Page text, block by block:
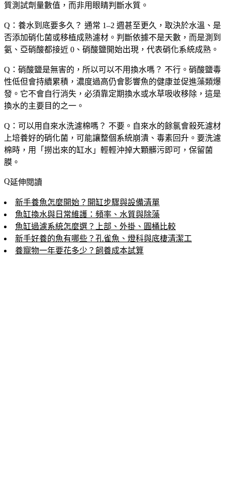
質測試劑量數值，而非用眼睛判斷水質。
Q：養水到底要多久？ 通常 1–2 週甚至更久，取決於水溫、是
否添加硝化菌或移植成熟濾材。判斷依據不是天數，而是測到
氨、亞硝酸都接近 0、硝酸鹽開始出現，代表硝化系統成熟。
Q：硝酸鹽是無害的，所以可以不用換水嗎？ 不行。硝酸鹽毒
性低但會持續累積，濃度過高仍會影響魚的健康並促進藻類爆
發。它不會自行消失，必須靠定期換水或水草吸收移除，這是
換水的主要目的之一。
Q：可以用自來水洗濾棉嗎？ 不要。自來水的餘氯會殺死濾材
上培養好的硝化菌，可能讓整個系統崩潰、毒素回升。要洗濾
棉時，用「撈出來的缸水」輕輕沖掉大顆髒污即可，保留菌
膜。
延伸閱讀
新手養魚怎麼開始？開缸步驟與設備清單
魚缸換水與日常維護：頻率、水質與除藻
魚缸過濾系統怎麼選？上部、外掛、圓桶比較
新手好養的魚有哪些？孔雀魚、燈科與底棲清潔工
養寵物一年要花多少？飼養成本試算